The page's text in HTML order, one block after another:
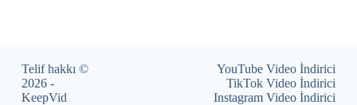
Telif hakkı ©
2026 -
KeepVid
YouTube Video İndirici
TikTok Video İndirici
Instagram Video İndirici